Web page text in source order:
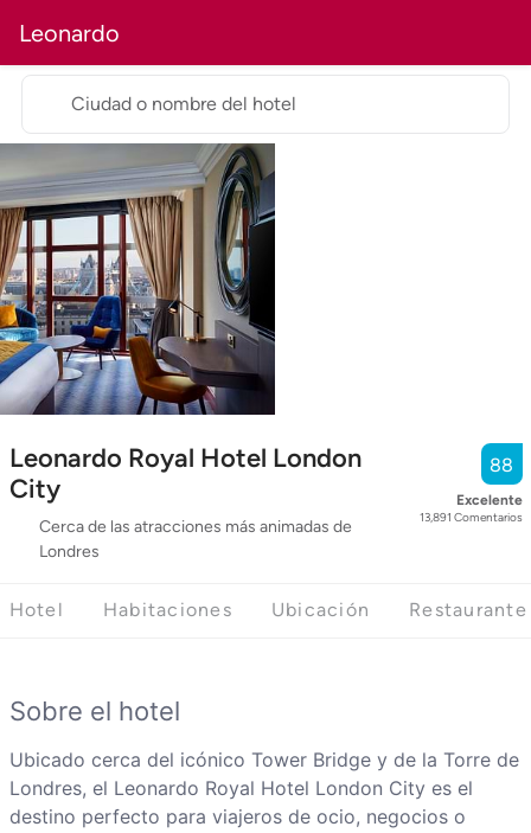
Leonardo
Leonardo Royal Hotel London
City
Cerca de las atracciones más animadas de
Londres
88
Excelente
13,891 Comentarios
Ciudad o nombre del hotel
Hotel Habitaciones Ubicación Restaurante
Sobre el hotel
Ubicado cerca del icónico Tower Bridge y de la Torre de
Londres, el Leonardo Royal Hotel London City es el
destino perfecto para viajeros de ocio, negocios o